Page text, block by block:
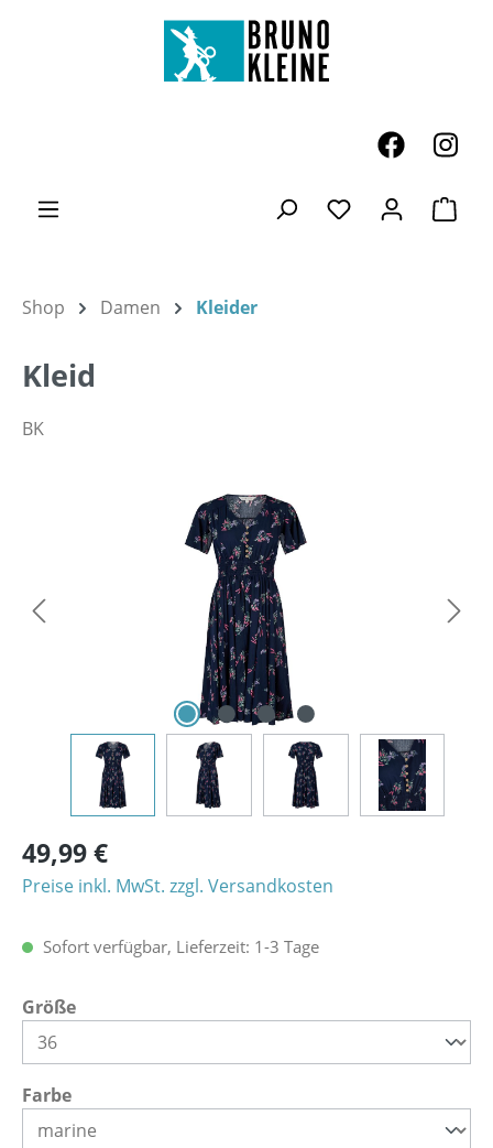
Zum Hauptinhalt springen
Du hast 0
Shop Damen Kleider
Kleid
BK
Bildergalerie überspringen
49,99 €
Preise inkl. MwSt. zzgl. Versandkosten
Sofort verfügbar, Lieferzeit: 1-3 Tage
Größeauswählen
Farbeauswählen